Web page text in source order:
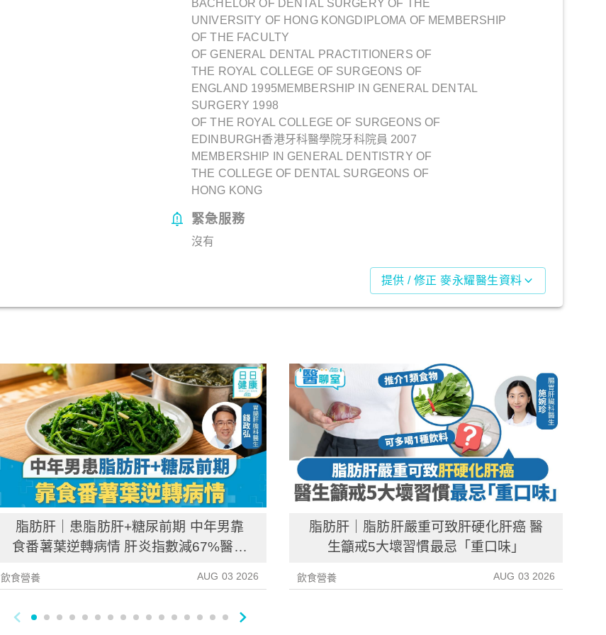
BACHELOR OF DENTAL SURGERY OF THE
UNIVERSITY OF HONG KONGDIPLOMA OF MEMBERSHIP
OF THE FACULTY
OF GENERAL DENTAL PRACTITIONERS OF
THE ROYAL COLLEGE OF SURGEONS OF
ENGLAND 1995MEMBERSHIP IN GENERAL DENTAL
SURGERY 1998
OF THE ROYAL COLLEGE OF SURGEONS OF
EDINBURGH香港牙科醫學院牙科院員 2007
MEMBERSHIP IN GENERAL DENTISTRY OF
THE COLLEGE OF DENTAL SURGEONS OF
HONG KONG
緊急服務
沒有
提供 / 修正 麥永耀醫生資料
脂肪肝｜患脂肪肝+糖尿前期 中年男靠
食番薯葉逆轉病情 肝炎指數減67%醫生
飲食營養 AUG 03 2026
脂肪肝｜脂肪肝嚴重可致肝硬化肝癌 醫
生籲戒5大壞習慣最忌「重口味」
飲食營養 AUG 03 2026